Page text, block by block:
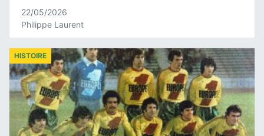
22/05/2026
Philippe Laurent
HISTOIRE